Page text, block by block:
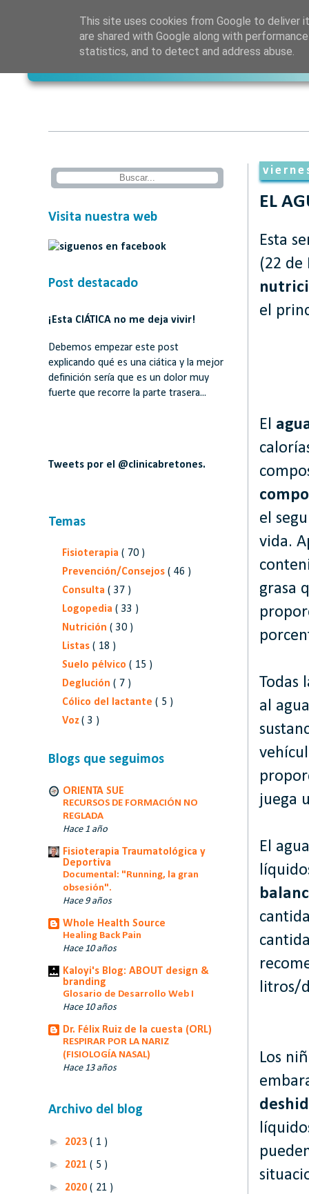
EL
Esta
(22 de
el
El
el
vida.
grasa
Todas
al
juega
El
litros/
Los
Visita nuestra web
Post destacado
¡Esta CIÁTICA no me deja vivir!
Debemos empezar este post
explicando qué es una ciática y la mejor
definición sería que es un dolor muy
fuerte que recorre la parte trasera...
Tweets por el @clinicabretones.
Temas
Fisioterapia ( 70 )
Prevención/Consejos ( 46 )
Consulta ( 37 )
Logopedia ( 33 )
Nutrición ( 30 )
Listas ( 18 )
Suelo pélvico ( 15 )
Deglución ( 7 )
Cólico del lactante ( 5 )
Voz( 3 )
Blogs que seguimos
ORIENTA SUE
RECURSOS DE FORMACIÓN NO
REGLADA
Hace 1 año
Fisioterapia Traumatológica y
Deportiva
Documental: "Running, la gran
obsesión".
Hace 9 años
Whole Health Source
Healing Back Pain
Hace 10 años
Kaloyi's Blog: ABOUT design &
branding
Glosario de Desarrollo Web I
Hace 10 años
Dr. Félix Ruiz de la cuesta (ORL)
RESPIRAR POR LA NARIZ
(FISIOLOGÍA NASAL)
Hace 13 años
Archivo del blog
► 2023 ( 1 )
► 2021 ( 5 )
► 2020 ( 21 )
This site uses cookies from Google to deliver
are shared with Google along with
statistics, and to detect and address abuse.